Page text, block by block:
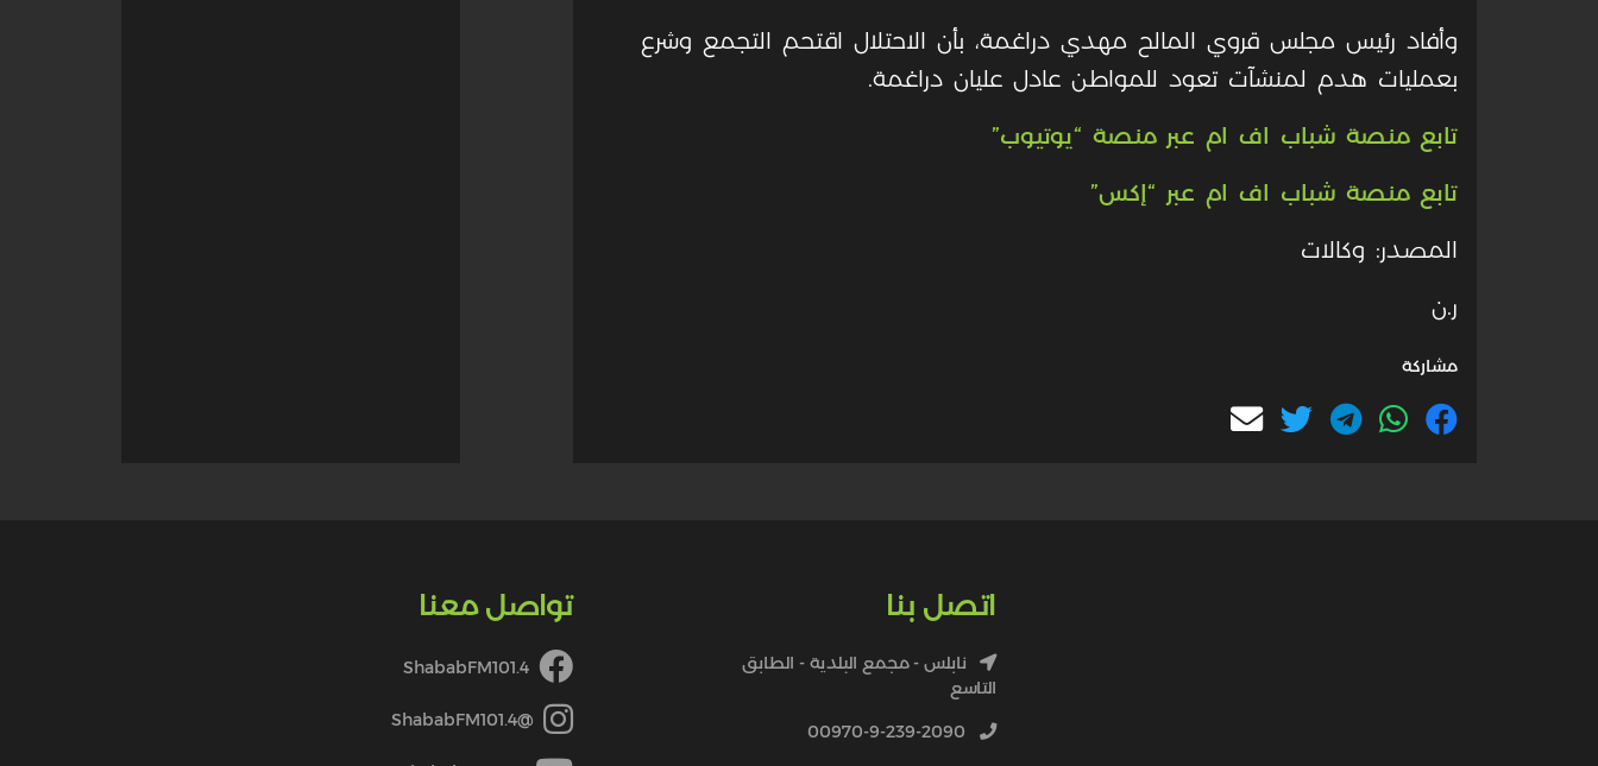
وأفاد رئيس مجلس قروي المالح مهدي دراغمة، بأن الاحتلال اقتحم التجمع وشرع
بعمليات هدم لمنشآت تعود للمواطن عادل عليان دراغمة.
تابع منصة شباب اف ام عبر منصة “يوتيوب”
تابع منصة شباب اف ام عبر “إكس”
المصدر: وكالات
ر.ن
مشاركة
اتصل بنا
نابلس - مجمع البلدية - الطابق
التاسع
00970-9-239-2090
تواصل معنا
ShababFM101.4
@ShababFM101.4